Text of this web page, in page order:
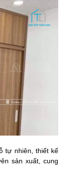
tự nhiên, thiết kế
sản xuất, cung